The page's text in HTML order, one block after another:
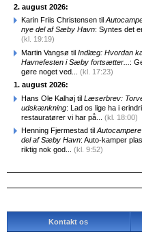
2. august 2026:
Karin Friis Christensen til
nye del af Sæby Havn: Syntes det
(kl. 19:19)
Martin Vangsø til Indlæg: Hvordan
Havnefesten i Sæby fortsætter... :
gøre noget ved... (kl. 17:23)
1. august 2026:
Hans Ole Kalhøj til Læserbrev:
udskænkning: Lad os lige ha i
restauratører vi har på... (kl. 18:00)
Henning Fjermestad til
del af Sæby Havn: Auto-kamper
riktig nok god... (kl. 9:52)
Kontakt os